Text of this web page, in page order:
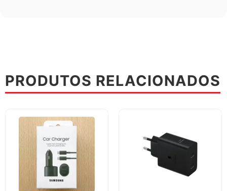
PRODUTOS RELACIONADOS